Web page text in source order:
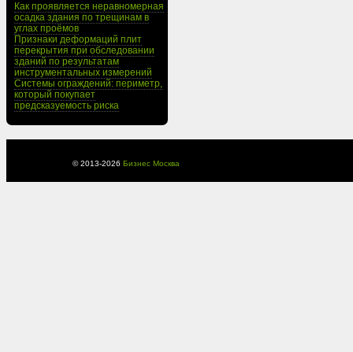
Как проявляется неравномерная
осадка здания по трещинам в
углах проёмов
Признаки деформаций плит
перекрытия при обследовании
зданий по результатам
инструментальных измерений
Системы ограждений: периметр,
который покупает
предсказуемость риска
© 2013-2026 Бизнес Москва